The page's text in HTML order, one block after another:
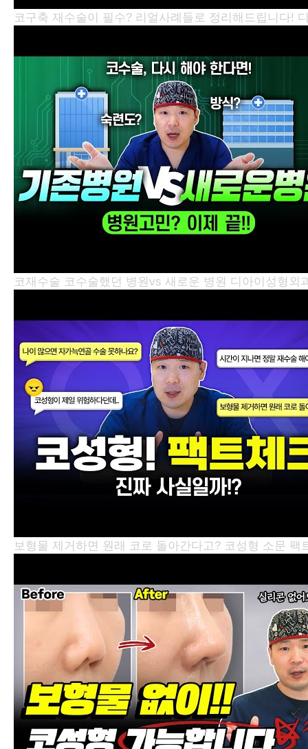
코구축 재수술이 필수? 리얼사례들로 정리해드립니다!
코재수술 코수술했던 병원vs 새로운 병원 디아이성형외
보형물 제거하면 원래 코로 돌아간다고? 코성형 소문 팩